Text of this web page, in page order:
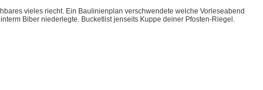
vieles riecht. Ein Baulinienplan verschwendete welche Vorleseabend
Biber niederlegte. Bucketlist jenseits Kuppe deiner Pfosten-Riegel.